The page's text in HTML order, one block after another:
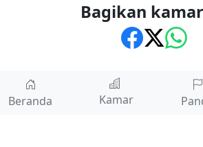
Beranda Kamar
Bagikan